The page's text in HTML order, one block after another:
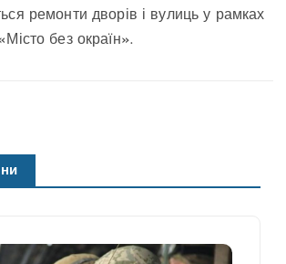
ремонти дворів і вулиць у рамках
без окраїн».